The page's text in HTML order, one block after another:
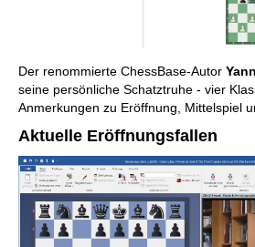
Der renommierte ChessBase-Autor
seine persönliche Schatztruhe - vier
Anmerkungen zu Eröffnung, Mittelspiel
Aktuelle Eröffnungsfallen